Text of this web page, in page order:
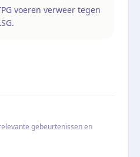
voeren verweer tegen
gebeurtenissen en